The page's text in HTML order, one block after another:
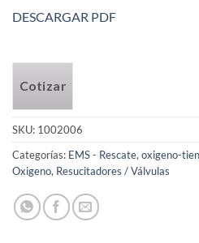
DESCARGAR PDF
Cotizar
SKU: 1002006
Categorías: EMS - Rescate, oxigeno-
Oxigeno, Resucitadores / Válvulas